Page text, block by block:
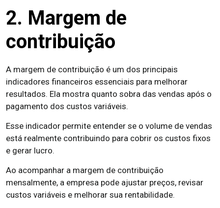
2. Margem de
contribuição
A margem de contribuição é um dos principais
indicadores financeiros essenciais para melhorar
resultados. Ela mostra quanto sobra das vendas após o
pagamento dos custos variáveis.
Esse indicador permite entender se o volume de vendas
está realmente contribuindo para cobrir os custos fixos
e gerar lucro.
Ao acompanhar a margem de contribuição
mensalmente, a empresa pode ajustar preços, revisar
custos variáveis e melhorar sua rentabilidade.